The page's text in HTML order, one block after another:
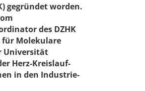
gegründet worden.
des DZHK
für Molekulare
Universität
Herz-Kreislauf-
in den Industrie-